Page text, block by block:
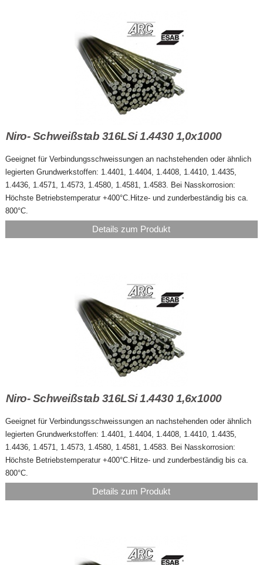
Niro- Schweißstab 316LSi 1.4430 1,0x1000
Geeignet für Verbindungsschweissungen an nachstehenden oder ähnlich
legierten Grundwerkstoffen: 1.4401, 1.4404, 1.4408, 1.4410, 1.4435,
1.4436, 1.4571, 1.4573, 1.4580, 1.4581, 1.4583. Bei Nasskorrosion:
Höchste Betriebstemperatur +400°C.Hitze- und zunderbeständig bis ca.
800°C.
Details zum Produkt
Niro- Schweißstab 316LSi 1.4430 1,6x1000
Geeignet für Verbindungsschweissungen an nachstehenden oder ähnlich
legierten Grundwerkstoffen: 1.4401, 1.4404, 1.4408, 1.4410, 1.4435,
1.4436, 1.4571, 1.4573, 1.4580, 1.4581, 1.4583. Bei Nasskorrosion:
Höchste Betriebstemperatur +400°C.Hitze- und zunderbeständig bis ca.
800°C.
Details zum Produkt